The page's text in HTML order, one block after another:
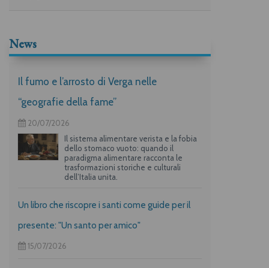
News
Il fumo e l’arrosto di Verga nelle
“geografie della fame”
20/07/2026
Il sistema alimentare verista e la fobia
dello stomaco vuoto: quando il
paradigma alimentare racconta le
trasformazioni storiche e culturali
dell’Italia unita.
Un libro che riscopre i santi come guide per il
presente: "Un santo per amico"
15/07/2026